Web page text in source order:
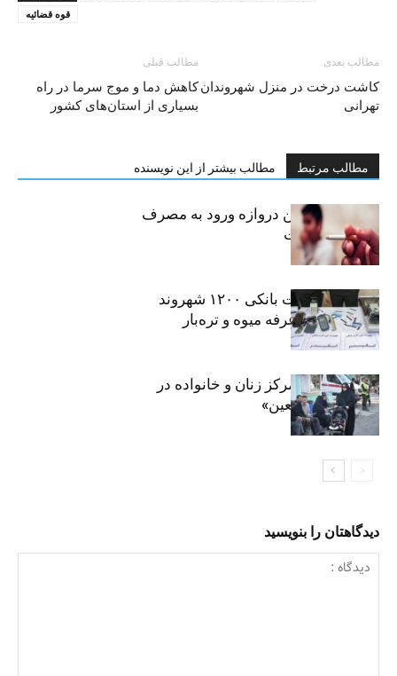
قوه قضائیه
مطالب قبلی
کاهش دما و موج سرما در راه
بسیاری از استان‌های کشور
مطالب بعدی
کاشت درخت در منزل شهروندان
تهرانی
مطالب مرتبط مطالب بیشتر از این نویسنده
سیگار، مهمترین دروازه ورود به مصرف
موادمخدر است
افشای اطلاعات بانکی ۱۲۰۰ شهروند
تهرانی در یک غرفه میوه و تره‌بار
روایت حضور مرکز زنان و خانواده در
«جاماندگان اربعین»
دیدگاهتان را بنویسید